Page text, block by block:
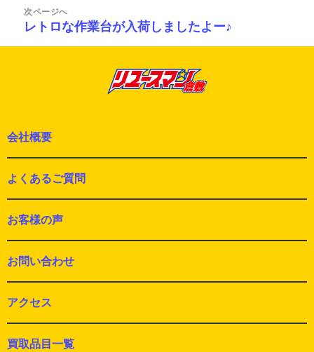
投
稿:
次ページへ
次
の
レトロな作業台が入荷しましたよー♪
会社概要
よくあるご質問
お客様の声
お問い合わせ
アクセス
買取品目一覧